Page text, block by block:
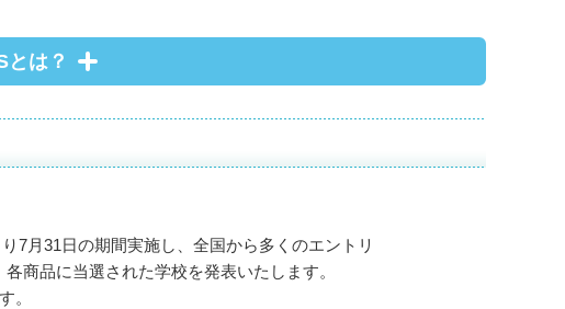
とは？
7月31日の期間実施し、全国から多くのエントリ
商品に当選された学校を発表いたします。
。